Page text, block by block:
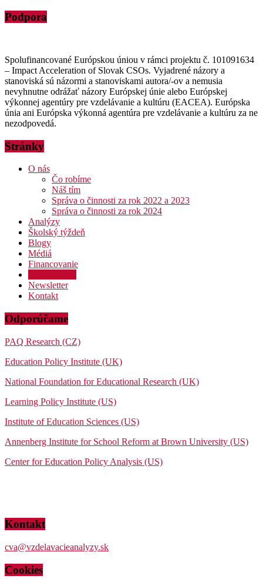
Podpora
Spolufinancované Európskou úniou v rámci projektu č. 101091634
– Impact Acceleration of Slovak CSOs. Vyjadrené názory a
stanoviská sú názormi a stanoviskami autora/-ov a nemusia
nevyhnutne odrážať názory Európskej únie alebo Európskej
výkonnej agentúry pre vzdelávanie a kultúru (EACEA). Európska
únia ani Európska výkonná agentúra pre vzdelávanie a kultúru za ne
nezodpovedá.
Stránky
O nás
Čo robíme
Náš tím
Správa o činnosti za rok 2022 a 2023
Správa o činnosti za rok 2024
Analýzy
Školský týždeň
Blogy
Médiá
Financovanie
Newsletter
Kontakt
Odporúčame
PAQ Research (CZ)
Education Policy Institute (UK)
National Foundation for Educational Research (UK)
Learning Policy Institute (US)
Institute of Education Sciences (US)
Annenberg Institute for School Reform at Brown University (US)
Center for Education Policy Analysis (US)
Kontakt
cva@vzdelavacieanalyzy.sk
Cookies